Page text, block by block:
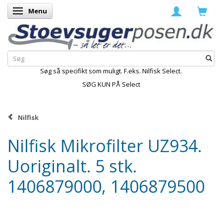
Skifte navigation
Menu
Søg så specifikt som muligt. F.eks. Nilfisk Select.
SØG KUN PÅ Select
Nilfisk
Nilfisk Mikrofilter UZ934.
Uoriginalt. 5 stk.
1406879000, 1406879500